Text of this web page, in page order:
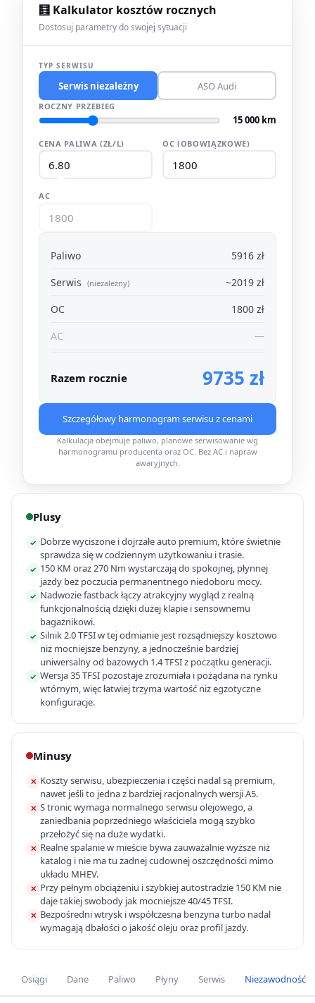
🧮 Kalkulator kosztów rocznych
Dostosuj parametry do swojej sytuacji
TYP SERWISU
Serwis niezależny ASO Audi
ROCZNY PRZEBIEG
15 000 km
CENA PALIWA (ZŁ/L) OC (OBOWIĄZKOWE)
AC
Paliwo
5916 zł
Serwis (niezależny)
~2019 zł
OC
1800 zł
AC
—
Razem rocznie 9735 zł
Szczegółowy harmonogram serwisu z cenami
Kalkulacja obejmuje paliwo, planowe serwisowanie wg
harmonogramu producenta oraz OC. Bez AC i napraw
awaryjnych.
Plusy
✓ Dobrze wyciszone i dojrzałe auto premium, które świetnie
sprawdza się w codziennym użytkowaniu i trasie.
✓ 150 KM oraz 270 Nm wystarczają do spokojnej, płynnej
jazdy bez poczucia permanentnego niedoboru mocy.
✓ Nadwozie fastback łączy atrakcyjny wygląd z realną
funkcjonalnością dzięki dużej klapie i sensownemu
bagażnikowi.
✓ Silnik 2.0 TFSI w tej odmianie jest rozsądniejszy kosztowo
niż mocniejsze benzyny, a jednocześnie bardziej
uniwersalny od bazowych 1.4 TFSI z początku generacji.
✓ Wersja 35 TFSI pozostaje zrozumiała i pożądana na rynku
wtórnym, więc łatwiej trzyma wartość niż egzotyczne
konfiguracje.
Minusy
✕ Koszty serwisu, ubezpieczenia i części nadal są premium,
nawet jeśli to jedna z bardziej racjonalnych wersji A5.
✕ S tronic wymaga normalnego serwisu olejowego, a
zaniedbania poprzedniego właściciela mogą szybko
przełożyć się na duże wydatki.
✕ Realne spalanie w mieście bywa zauważalnie wyższe niż
katalog i nie ma tu żadnej cudownej oszczędności mimo
układu MHEV.
✕ Przy pełnym obciążeniu i szybkiej autostradzie 150 KM nie
daje takiej swobody jak mocniejsze 40/45 TFSI.
✕ Bezpośredni wtrysk i współczesna benzyna turbo nadal
wymagają dbałości o jakość oleju oraz profil jazdy.
Osiągi Dane Paliwo Płyny Serwis Niezawodność